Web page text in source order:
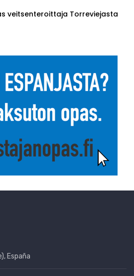
veitsenteroittaja Torreviejasta
España